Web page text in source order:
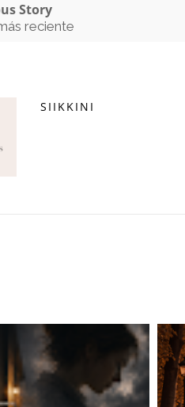
Story
reciente
SIIKKINI